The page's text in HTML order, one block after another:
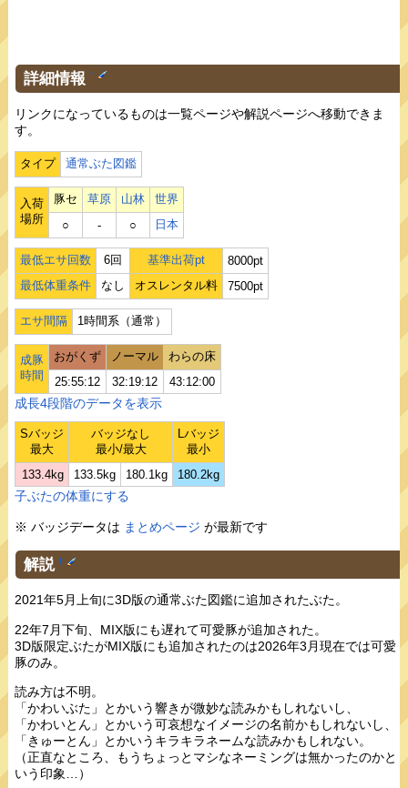
詳細情報 †
リンクになっているものは一覧ページや解説ページへ移動できま
す。
タイプ 通常ぶた図鑑
入荷
場所
豚セ 草原 山林
世界
○
‐ ○ 日本
最低エサ回数 6回 基準出荷pt
8000pt
最低体重条件
なし オスレンタル料 7500pt
エサ間隔 1時間系（通常）
成豚
時間
おがくず ノーマル
わらの床
25:55:12
32:19:12 43:12:00
成長4段階のデータを表示
Sバッジ
最大
バッジなし
最小/最大
Lバッジ
最小
133.4kg
133.5kg 180.1kg 180.2kg
子ぶたの体重にする
※ バッジデータは まとめページ が最新です
解説 †
2021年5月上旬に3D版の通常ぶた図鑑に追加されたぶた。
22年7月下旬、MIX版にも遅れて可愛豚が追加された。
3D版限定ぶたがMIX版にも追加されたのは2026年3月現在では可愛
豚のみ。
読み方は不明。
「かわいぶた」とかいう響きが微妙な読みかもしれないし、
「かわいとん」とかいう可哀想なイメージの名前かもしれないし、
「きゅーとん」とかいうキラキラネームな読みかもしれない。
（正直なところ、もうちょっとマシなネーミングは無かったのかと
いう印象…）